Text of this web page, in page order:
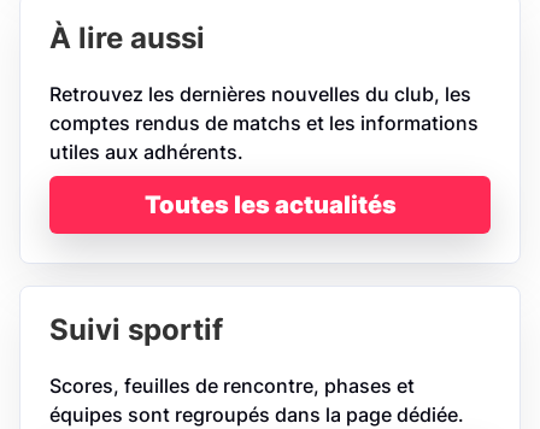
À lire aussi
Retrouvez les dernières nouvelles du club, les
comptes rendus de matchs et les informations
utiles aux adhérents.
Toutes les actualités
Suivi sportif
Scores, feuilles de rencontre, phases et
équipes sont regroupés dans la page dédiée.